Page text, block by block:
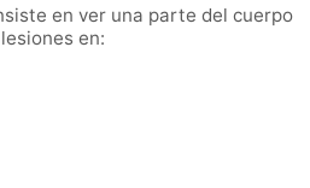
en ver una parte del cuerpo
en: